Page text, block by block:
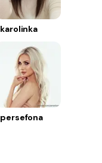
karolinka
persefona